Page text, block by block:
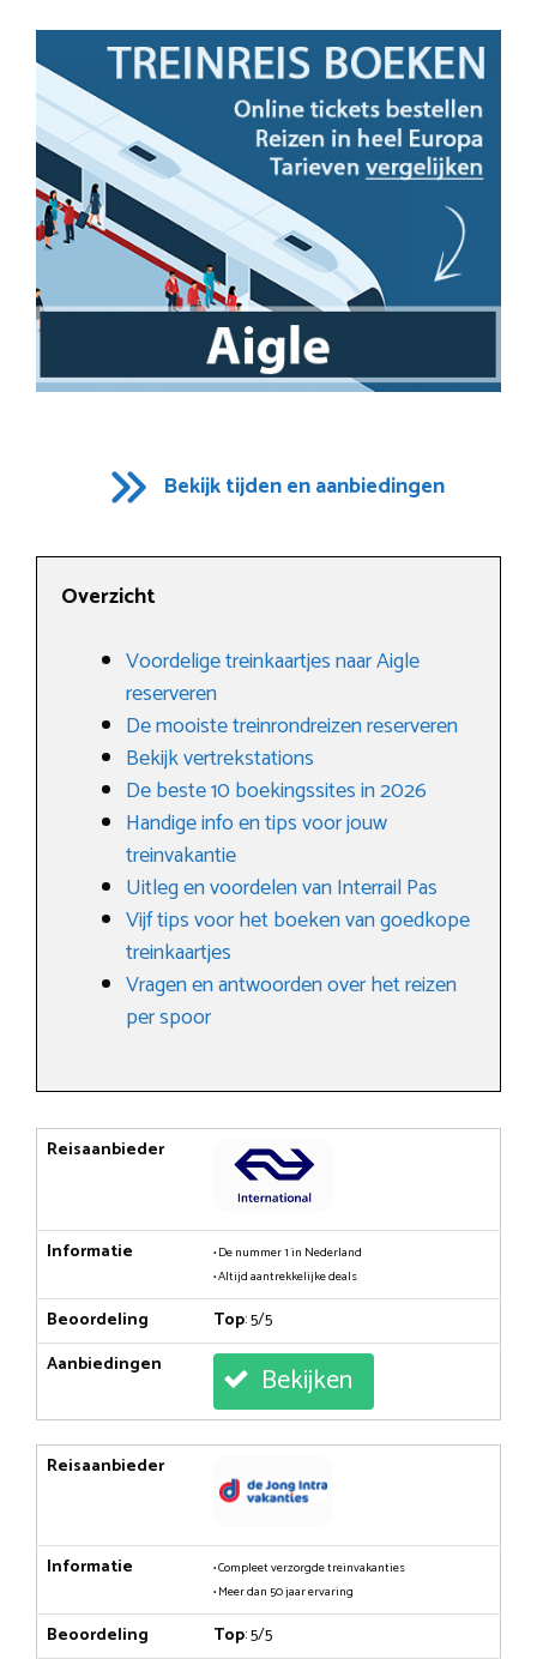
Bekijk tijden en aanbiedingen
Overzicht
Voordelige treinkaartjes naar Aigle
reserveren
De mooiste treinrondreizen reserveren
Bekijk vertrekstations
De beste 10 boekingssites in 2026
Handige info en tips voor jouw
treinvakantie
Uitleg en voordelen van Interrail Pas
Vijf tips voor het boeken van goedkope
treinkaartjes
Vragen en antwoorden over het reizen
per spoor
Reisaanbieder
Informatie
• De nummer 1 in Nederland
• Altijd aantrekkelijke deals
Beoordeling Top: 5/5
Aanbiedingen
Bekijken
Reisaanbieder
Informatie
• Compleet verzorgde treinvakanties
• Meer dan 50 jaar ervaring
Beoordeling Top: 5/5